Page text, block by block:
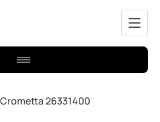
26331400